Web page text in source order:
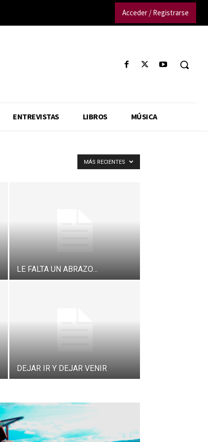
Acceder / Registrarse
ENTREVISTAS LIBROS MÚSICA
MÁS RECIENTES
LE FALTA UN ABRAZO…
DEJAR IR Y DEJAR VENIR